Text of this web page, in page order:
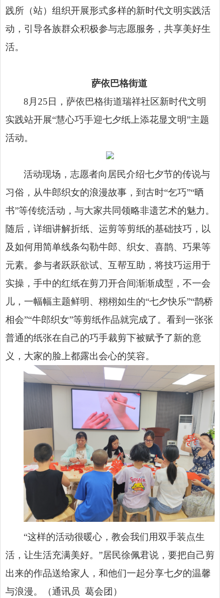
践所（站）组织开展形式多样的新时代文明实践活
动，引导各族群众积极参与志愿服务，共享美好生
活。
萨依巴格街道
8月25日，萨依巴格街道瑞祥社区新时代文明
实践站开展“慧心巧手迎七夕纸上添花显文明”主题
活动。
活动现场，志愿者向居民介绍七夕节的传说与
习俗，从牛郎织女的浪漫故事，到古时“乞巧”“晒
书”等传统活动，与大家共同领略非遗艺术的魅力。
随后，详细讲解折纸、运剪等剪纸的基础技巧，以
及如何用简单线条勾勒牛郎、织女、喜鹊、巧果等
元素。参与者跃跃欲试、互帮互助，将技巧运用于
实操，手中的红纸在剪刀开合间渐渐成型，不一会
儿，一幅幅主题鲜明、栩栩如生的“七夕快乐”“鹊桥
相会”“牛郎织女”等剪纸作品就完成了。看到一张张
普通的纸张在自己的巧手裁剪下被赋予了新的意
义，大家的脸上都露出会心的笑容。
“这样的活动很暖心，教会我们用双手装点生
活，让生活充满美好。”居民徐佩君说，要把自己剪
出来的作品送给家人，和他们一起分享七夕的温馨
与浪漫。（通讯员 葛会团）